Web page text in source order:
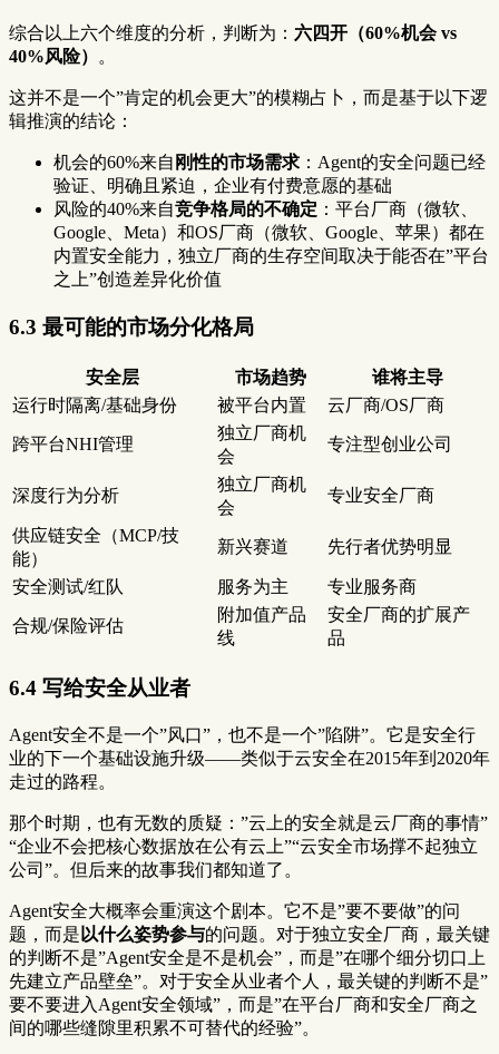
综合以上六个维度的分析，判断为： 六四开（60%机会 vs
40%风险）
。
这并不是一个”肯定的机会更大”的模糊占卜，而是基于以下逻
辑推演的结论：
机会的60%来自 刚性的市场需求 ：Agent的安全问题已经
验证、明确且紧迫，企业有付费意愿的基础
风险的40%来自竞争格局的不确定 ：平台厂商（微软、
Google、Meta）和OS厂商（微软、Google、苹果）都在
内置安全能力，独立厂商的生存空间取决于能否在”平台
之上”创造差异化价值
6.3 最可能的市场分化格局
安全层 市场趋势
谁将主导
运行时隔离/基础身份
被平台内置 云厂商/OS厂商
跨平台NHI管理
独立厂商机
会
专注型创业公司
深度行为分析
独立厂商机
会
专业安全厂商
供应链安全（MCP/技
能）
新兴赛道 先行者优势明显
安全测试/红队 服务为主 专业服务商
合规/保险评估
附加值产品
线
安全厂商的扩展产
品
6.4 写给安全从业者
Agent安全不是一个”风口”，也不是一个”陷阱”。它是安全行
业的下一个基础设施升级——类似于云安全在2015年到2020年
走过的路程。
那个时期，也有无数的质疑：”云上的安全就是云厂商的事情”
“企业不会把核心数据放在公有云上”“云安全市场撑不起独立
公司”。但后来的故事我们都知道了。
Agent安全大概率会重演这个剧本。它不是”要不要做”的问
题，而是 以什么姿势参与的问题。对于独立安全厂商，最关键
的判断不是”Agent安全是不是机会”，而是”在哪个细分切口上
先建立产品壁垒”。对于安全从业者个人，最关键的判断不是”
要不要进入Agent安全领域”，而是”在平台厂商和安全厂商之
间的哪些缝隙里积累不可替代的经验”。